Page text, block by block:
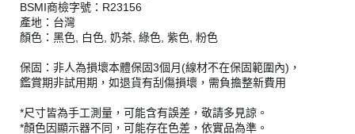
BSMI商檢字號：R23156
產地：台灣
顏色：黑色, 白色, 奶茶, 綠色, 紫色, 粉色
保固：非人為損壞本體保固3個月(線材不在保固範圍內)，
鑑賞期非試用期，如退貨有刮傷損壞，需負擔整新費用
*尺寸皆為手工測量，可能含有誤差，敬請多見諒。
*顏色因顯示器不同，可能存在色差，依實品為準。